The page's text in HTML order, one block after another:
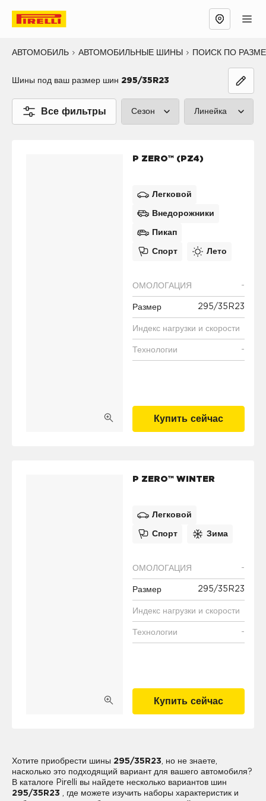
АВТОМОБИЛЬ АВТОМОБИЛЬНЫЕ ШИНЫ ПОИСК ПО
Шины под ваш размер шин 295/35R23
Все фильтры Сезон
Зима (1)
Все сезоны (0)
Линейка
P ZERO™ (PZ4)
Легковой
Внедорожники
Пикап
Спорт Лето
ОМОЛОГАЦИЯ -
Размер 295/35R23
Индекс нагрузки и скорости
Технологии -
Купить сейчас
P ZERO™ WINTER
Легковой
Спорт Зима
ОМОЛОГАЦИЯ -
Размер 295/35R23
Индекс нагрузки и скорости
Технологии -
Купить сейчас
Хотите приобрести шины 295/35R23, но не знаете,
насколько это подходящий вариант для вашего автомобиля?
В каталоге Pirelli вы найдете несколько вариантов шин
295/35R23 , где можете изучить наборы характеристик и